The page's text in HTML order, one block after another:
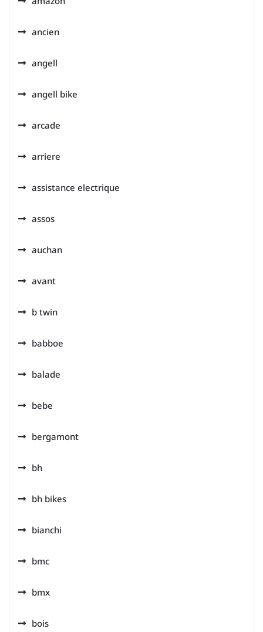
ancien
angell
angell bike
arcade
arriere
assistance electrique
assos
auchan
avant
b twin
babboe
balade
bebe
bergamont
bh
bh bikes
bianchi
bmc
bmx
bois